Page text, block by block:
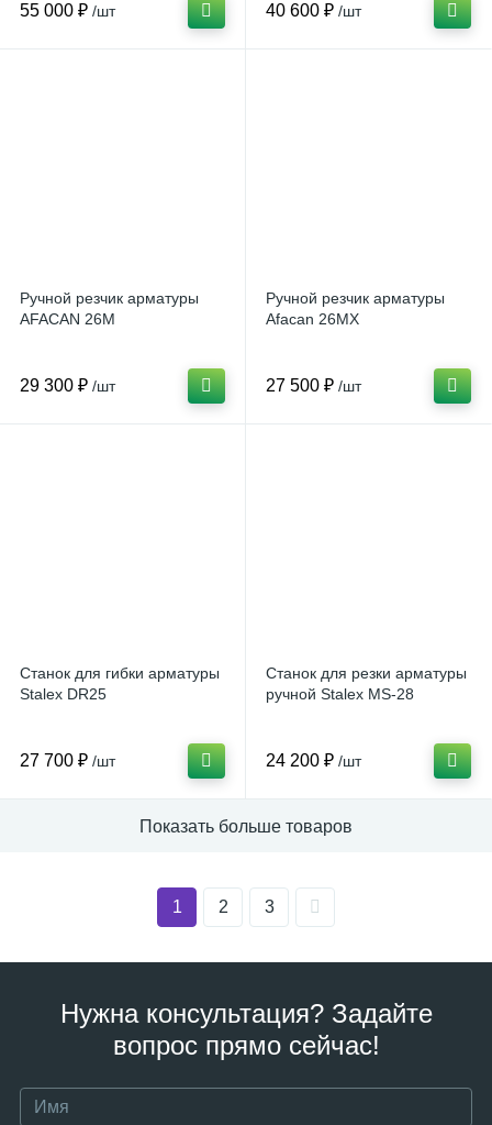
55 000 ₽ /шт 40 600 ₽ /шт
Ручной резчик арматуры
AFACAN 26М
29 300 ₽ /шт
Ручной резчик арматуры
Afacan 26МХ
27 500 ₽ /шт
Станок для гибки арматуры
Stalex DR25
27 700 ₽ /шт
Станок для резки арматуры
ручной Stalex MS-28
24 200 ₽ /шт
Показать больше товаров
1 2 3
Нужна консультация? Задайте
вопрос прямо сейчас!